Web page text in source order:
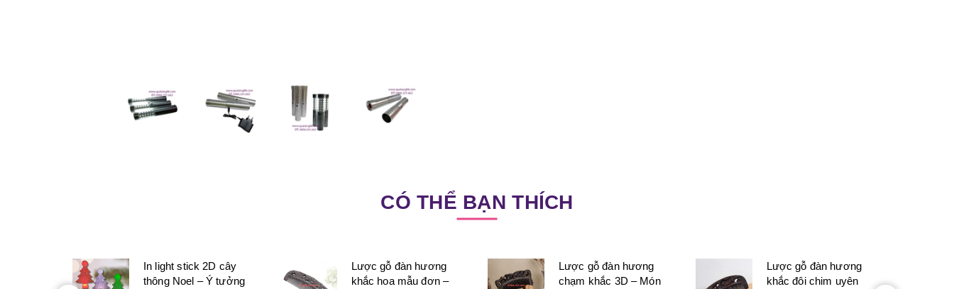
CÓ THỂ BẠN THÍCH
In light stick 2D cây
thông Noel – Ý tưởng
Lược gỗ đàn hương
khắc hoa mẫu đơn –
Lược gỗ đàn hương
chạm khắc 3D – Món
Lược gỗ đàn hương
khắc đôi chim uyên